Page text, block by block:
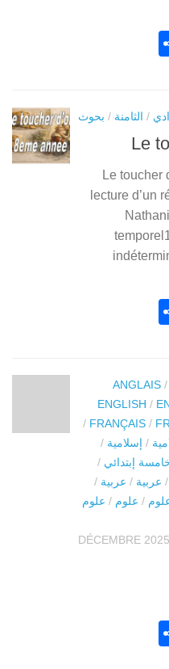
/ الثامنة / بحوث
Le
Le toucher
lecture d’un
ANGLAIS /
ENGLISH /
FRANÇAIS /
/
/ إسلامية /
إبتدائي /
/ عربية / عربية /
/ علوم / علوم